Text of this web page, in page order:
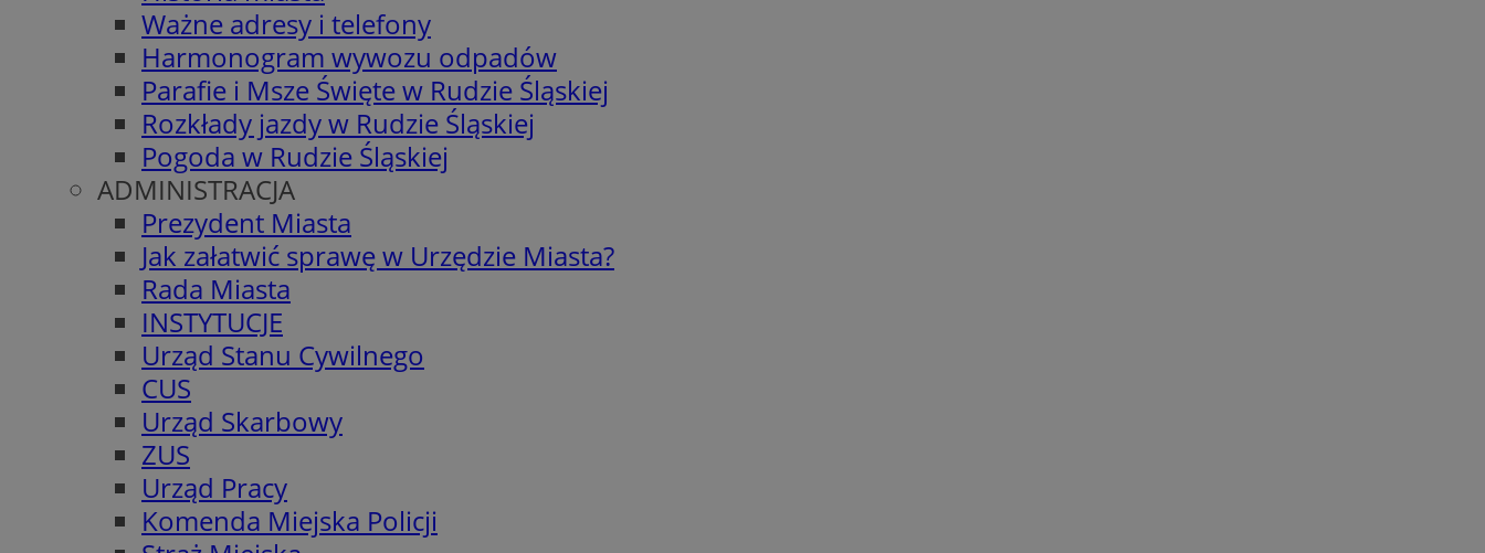
Ważne adresy i telefony
Harmonogram wywozu odpadów
Parafie i Msze Święte w Rudzie Śląskiej
Rozkłady jazdy w Rudzie Śląskiej
Pogoda w Rudzie Śląskiej
ADMINISTRACJA
Prezydent Miasta
Jak załatwić sprawę w Urzędzie Miasta?
Rada Miasta
INSTYTUCJE
Urząd Stanu Cywilnego
CUS
Urząd Skarbowy
ZUS
Urząd Pracy
Komenda Miejska Policji